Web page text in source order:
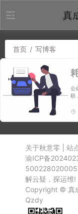
真
首页 / 写博客
公
职
关于秋意零 站
渝ICP备
解云疑，探运维!
Copyright © 真
Qzdy